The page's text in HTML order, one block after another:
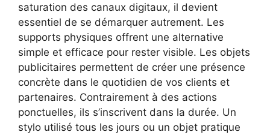
saturation des canaux digitaux, il devient
essentiel de se démarquer autrement. Les
supports physiques offrent une alternative
simple et efficace pour rester visible. Les objets
publicitaires permettent de créer une présence
concrète dans le quotidien de vos clients et
partenaires. Contrairement à des actions
ponctuelles, ils s’inscrivent dans la durée. Un
stylo utilisé tous les jours ou un objet pratique